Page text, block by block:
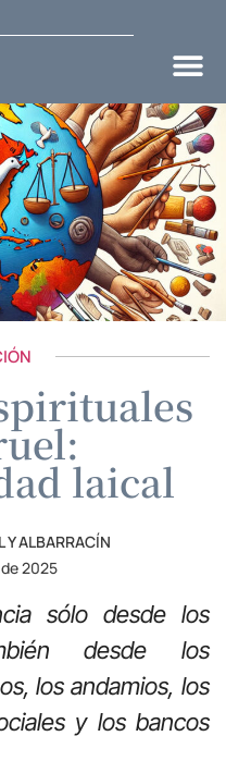
laical
Y ALBARRACÍN
2025
sólo desde los
desde los
los andamios, los
y los bancos